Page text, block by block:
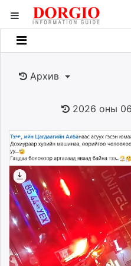
Мэдээллийн
Банк санхүү
Нийслэлийн
dorgio.mn
Gogo.mn
caak.mn
news.mn
zindaa.mn
Baabar.mn
tovch.mn
Архив
2026 оны